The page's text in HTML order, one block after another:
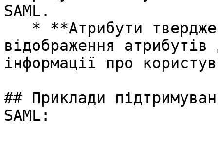
SAML.
відображення
інформації про
## Приклади
SAML: